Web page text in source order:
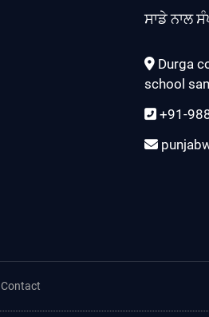
ਸਾਡੇ ਨਾਲ
Durga
school
+91-
Contact